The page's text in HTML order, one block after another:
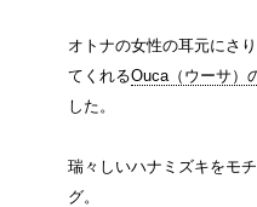
オトナの女性の耳元にさ
てくれるOuca（ウーサ）
した。
瑞々しいハナミズキをモ
グ。